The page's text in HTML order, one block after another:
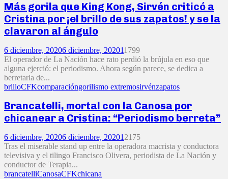
Más gorila que King Kong, Sirvén criticó a
Cristina por ¡el brillo de sus zapatos! y se la
clavaron al ángulo
6 diciembre, 20206 diciembre, 202011799
El operador de La Nación hace rato perdió la brújula en eso que
alguna ejerció: el periodismo. Ahora según parece, se dedica a
berretarla de...
brilloCFKcomparacióngorilismo extremosirvénzapatos
Brancatelli, mortal con la Canosa por
chicanear a Cristina: “Periodismo berreta”
6 diciembre, 20206 diciembre, 20201 2175
Tras el miserable stand up entre la operadora macrista y conductora
televisiva y el tilingo Francisco Olivera, periodista de La Nación y
conductor de Terapia...
brancatelliCanosaCFKchicana